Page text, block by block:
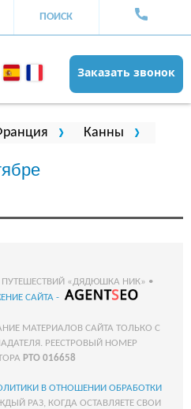
ПОИСК
Заказать звонок
Канны
«ДЯДЮШКА НИК» •
САЙТА -
МАТЕРИАЛОВ САЙТА ТОЛЬКО С
РЕЕСТРОВЫЙ НОМЕР
РТО 016658
В ОТНОШЕНИИ ОБРАБОТКИ
РАЗ, КОГДА ОСТАВЛЯЕТЕ СВОИ